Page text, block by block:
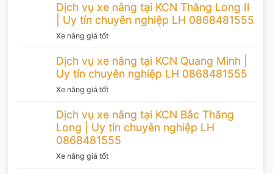
Dịch vụ xe nâng tại KCN Thăng Long II
| Uy tín chuyên nghiệp LH 0868481555
Xe nâng giá tốt
Dịch vụ xe nâng tại KCN Quang Minh |
Uy tín chuyên nghiệp LH 0868481555
Xe nâng giá tốt
Dịch vụ xe nâng tại KCN Bắc Thăng
Long | Uy tín chuyên nghiệp LH
0868481555
Xe nâng giá tốt